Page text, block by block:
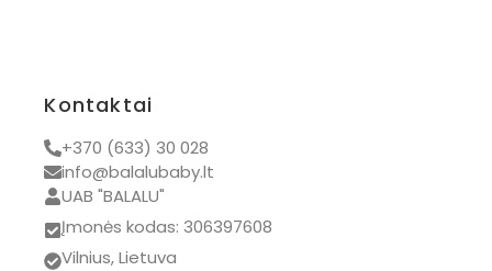
Kontaktai
+370 (633) 30 028
info@balalubaby.lt
UAB "BALALU"
Įmonės kodas: 306397608
Vilnius, Lietuva